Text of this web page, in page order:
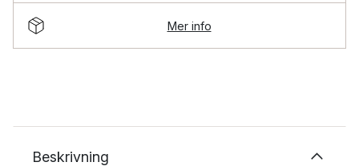
Mer info
Beskrivning